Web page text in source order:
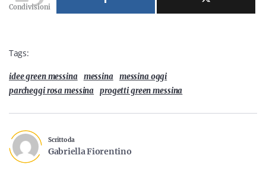
Condivisioni
Tags:
idee green messina messina
messina oggi
parcheggi rosa messina progetti green messina
Scritto da
Gabriella Fiorentino